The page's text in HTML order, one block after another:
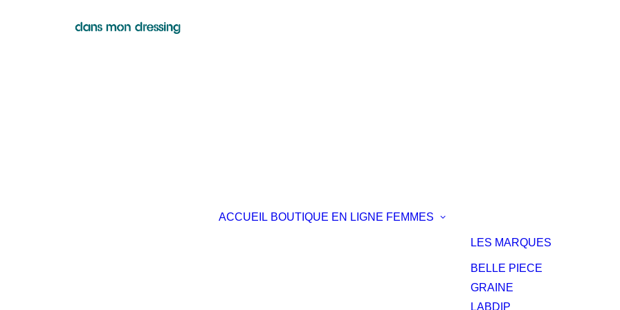
ACCUEIL BOUTIQUE EN LIGNE FEMMES
LES MARQUES
BELLE PIECE
GRAINE
LABDIP